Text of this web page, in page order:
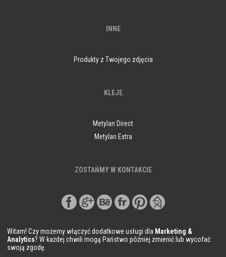
INNE
Produkty z Twojego zdjęcia
KLEJE
Metylan Direct
Metylan Extra
ZOSTAŃMY W KONTAKCIE
Witam! Czy możemy włączyć dodatkowe usługi dla Marketing &
Analytics? W każdej chwili mogą Państwo później zmienić lub wycofać
swoją zgodę.